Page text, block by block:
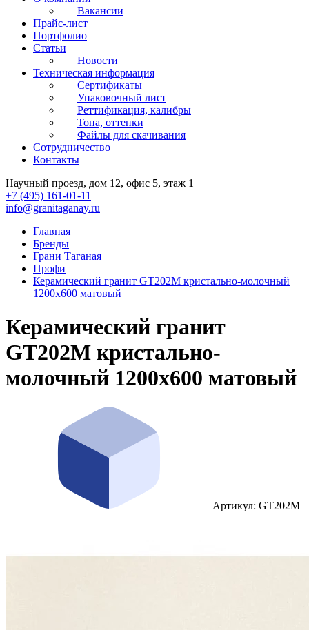
Вакансии
Прайс-лист
Портфолио
Статьи
Новости
Техническая информация
Сертификаты
Упаковочный лист
Реттификация, калибры
Тона, оттенки
Файлы для cкачивания
Сотрудничество
Контакты
Научный проезд, дом 12, офис 5, этаж 1
+7 (495) 161-01-11
info@granitaganay.ru
Главная
Бренды
Грани Таганая
Профи
Керамический гранит GT202M кристально-молочный
1200x600 матовый
Керамический гранит
GT202M кристально-
молочный 1200x600 матовый
Артикул: GT202М